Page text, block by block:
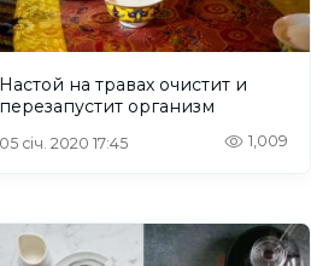
Настой на травах очистит и
перезапустит организм
05 січ. 2020 17:45 1,009